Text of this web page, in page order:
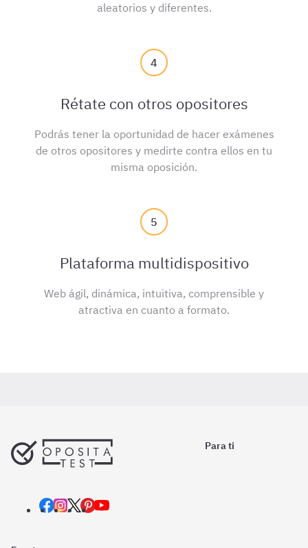
aleatorios y diferentes.
4
Rétate con otros opositores
Podrás tener la oportunidad de hacer exámenes
de otros opositores y medirte contra ellos en tu
misma oposición.
5
Plataforma multidispositivo
Web ágil, dinámica, intuitiva, comprensible y
atractiva en cuanto a formato.
Para ti